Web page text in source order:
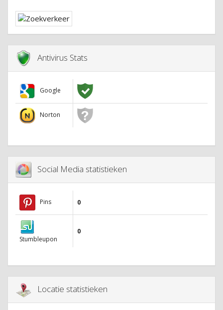
Antivirus Stats
Google
Norton
Social Media statistieken
Pins 0
Stumbleupon
0
Locatie statistieken